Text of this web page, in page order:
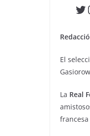
El
La Real